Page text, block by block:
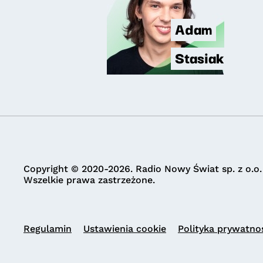
Adam
Stasiak
Copyright © 2020-2026. Radio Nowy Świat sp. z o.o.
Wszelkie prawa zastrzeżone.
Regulamin Ustawienia cookie Polityka